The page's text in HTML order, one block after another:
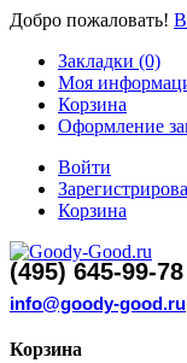
Добро пожаловать!
Закладки (0)
Моя
Корзина
Оформление
Войти
Корзина
(495) 645-99-78
info@goody-good.ru
Корзина